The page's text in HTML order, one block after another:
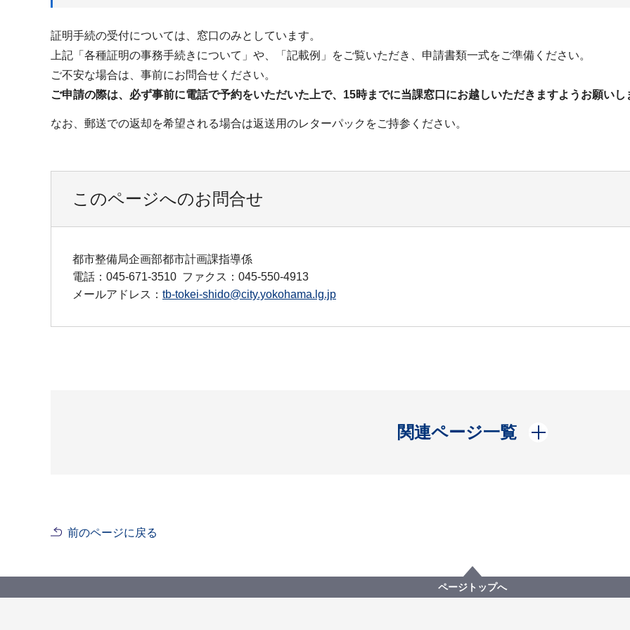
証明手続の受付については、窓口のみとしています。
上記「各種証明の事務手続きについて」や、「記載例」をご覧いただき、申請書類一式をご準備ください。
ご不安な場合は、事前にお問合せください。
ご申請の際は、必ず事前に電話で予約をいただいた上で、15時までに当課窓口にお越しいただきますようお願いし
なお、郵送での返却を希望される場合は返送用のレターパックをご持参ください。
このページへのお問合せ
都市整備局企画部都市計画課指導係
電話：045-671-3510 ファクス：045-550-4913
メールアドレス： tb-tokei-shido@city.yokohama.lg.jp
関連ページ一覧
開く
前のページに戻る
ページトップへ